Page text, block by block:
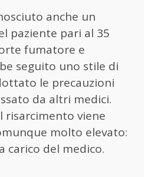
anche un
paziente pari al 35
fumatore e
seguito uno stile di
le precauzioni
da altri medici.
risarcimento viene
molto elevato:
carico del medico.